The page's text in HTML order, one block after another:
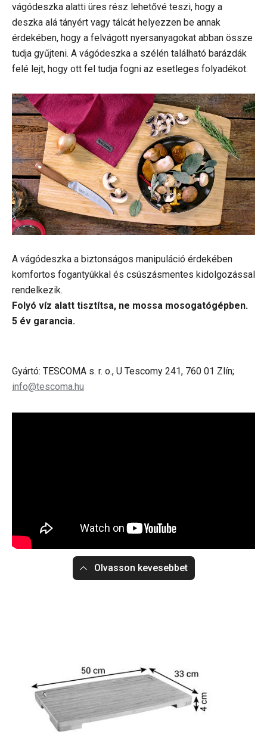
vágódeszka alatti üres rész lehetővé teszi, hogy a
deszka alá tányért vagy tálcát helyezzen be annak
érdekében, hogy a felvágott nyersanyagokat abban össze
tudja gyűjteni. A vágódeszka a szélén található barázdák
felé lejt, hogy ott fel tudja fogni az esetleges folyadékot.
A vágódeszka a biztonságos manipuláció érdekében
komfortos fogantyúkkal és csúszásmentes kidolgozással
rendelkezik.
Folyó víz alatt tisztítsa, ne mossa mosogatógépben.
5 év garancia.
Gyártó: TESCOMA s. r. o., U Tescomy 241, 760 01 Zlín;
info@tescoma.hu
Olvasson kevesebbet